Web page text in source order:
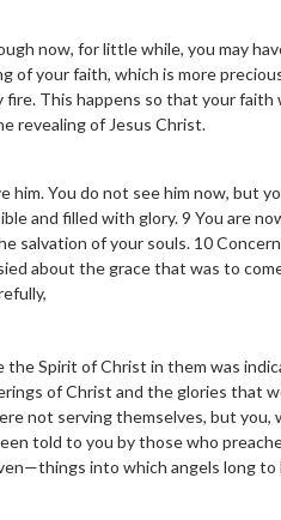
now, for little while, you may
of your faith, which is more
This happens so that your faith
revealing of Jesus Christ.
him. You do not see him now, but
and filled with glory. 9 You are
salvation of your souls. 10
about the grace that was to
Spirit of Christ in them was
of Christ and the glories that
not serving themselves, but you,
told to you by those who
into which angels long to